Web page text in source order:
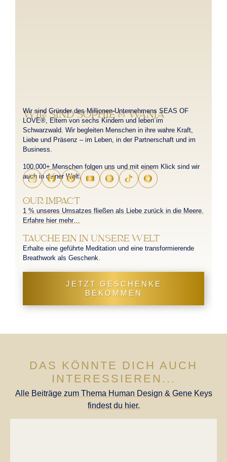
WIR SIND SOPHIE & WANJA
Wir sind Gründer des Millionen-Unternehmens SEAS OF
LOVE®, Eltern von sechs Kindern und leben im
Schwarzwald. Wir begleiten Menschen in ihre wahre Kraft,
Liebe und Präsenz – im Leben, in der Partnerschaft und im
Business.
100.000+ Menschen folgen uns und mit einem Klick sind wir
auch in deiner Welt.
OUR IMPACT
1 % unseres Umsatzes fließen als Liebe zurück in die Meere.
Erfahre hier mehr…
TAUCHE EIN IN UNSERE WELT
Erhalte eine geführte Meditation und eine transformierende
Breathwork als Geschenk.
JETZT GESCHENKE
BEKOMMEN
DAS KÖNNTE DICH AUCH
INTERESSIEREN...
Alle Beiträge zum Thema Human Design & Gene Keys
findest du hier.